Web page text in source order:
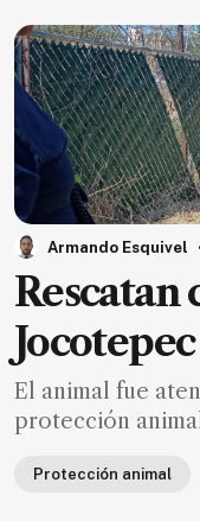
Armando Esquivel
Rescatan
Jocotepec
El animal fue
protección
Protección animal